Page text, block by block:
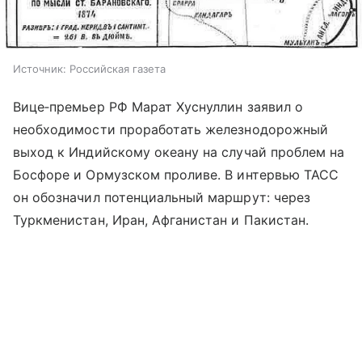
Источник: Российская газета
Вице‑премьер РФ Марат Хуснуллин заявил о
необходимости проработать железнодорожный
выход к Индийскому океану на случай проблем на
Босфоре и Ормузском проливе. В интервью ТАСС
он обозначил потенциальный маршрут: через
Туркменистан, Иран, Афганистан и Пакистан.